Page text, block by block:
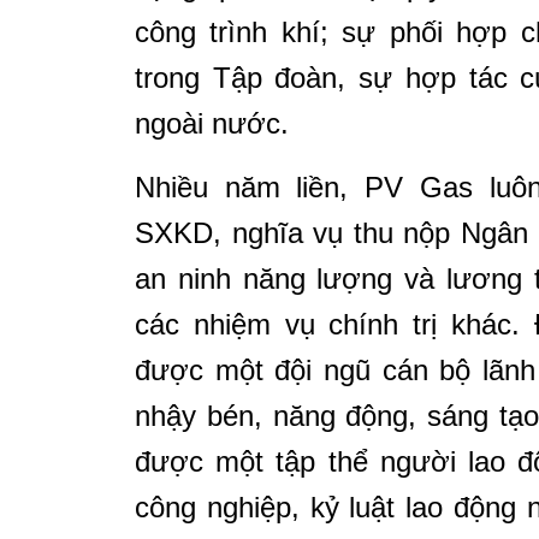
công trình khí; sự phối hợp
trong Tập đoàn, sự hợp tác
ngoài nước.
Nhiều năm liền, PV Gas
SXKD, nghĩa vụ thu nộp
an ninh năng lượng và lương
các nhiệm vụ chính trị
được một đội ngũ cán bộ
nhậy bén, năng động, sáng
được một tập thể người lao
công nghiệp, kỷ luật lao động